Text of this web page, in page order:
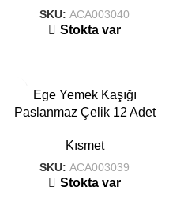
SKU: ACA003040
Stokta var
Ege Yemek Kaşığı
Paslanmaz Çelik 12 Adet
Kısmet
SKU: ACA003039
Stokta var